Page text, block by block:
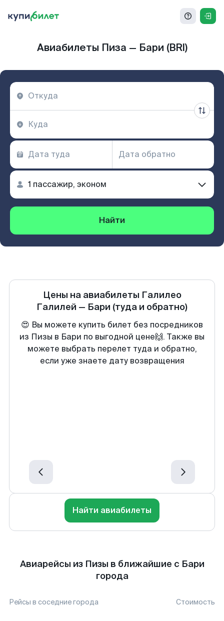
Авиабилеты Пиза — Бари (BRI)
Найти
Цены на авиабилеты Галилео
Галилей — Бари (туда и обратно)
😍 Вы можете купить билет без посредников
из Пизы в Бари по выгодной цене🙌. Также вы
можете выбрать перелет туда и обратно,
если уже знаете дату возвращения
Найти авиабилеты
Авиарейсы из Пизы в ближайшие с Бари
города
Рейсы в соседние города Стоимость